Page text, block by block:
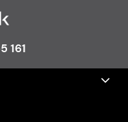
161